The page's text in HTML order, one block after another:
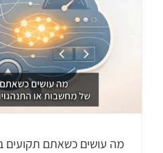
מה עושים כשאתם תקועים